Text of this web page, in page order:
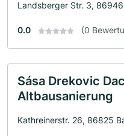
Landsberger Str. 3,
0.0 (0
Sása Drekovic
Altbausanierung
Kathreinerstr. 26, 86825